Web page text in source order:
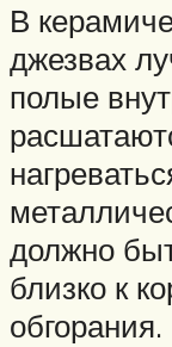
В
джезвах
полые
должно
близко к
обгорания.